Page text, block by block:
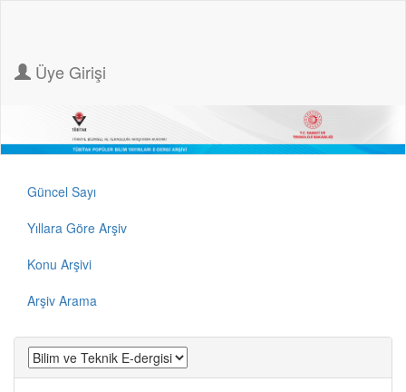
Üye Girişi
Güncel Sayı
Yıllara Göre Arşiv
Konu Arşivi
Arşiv Arama